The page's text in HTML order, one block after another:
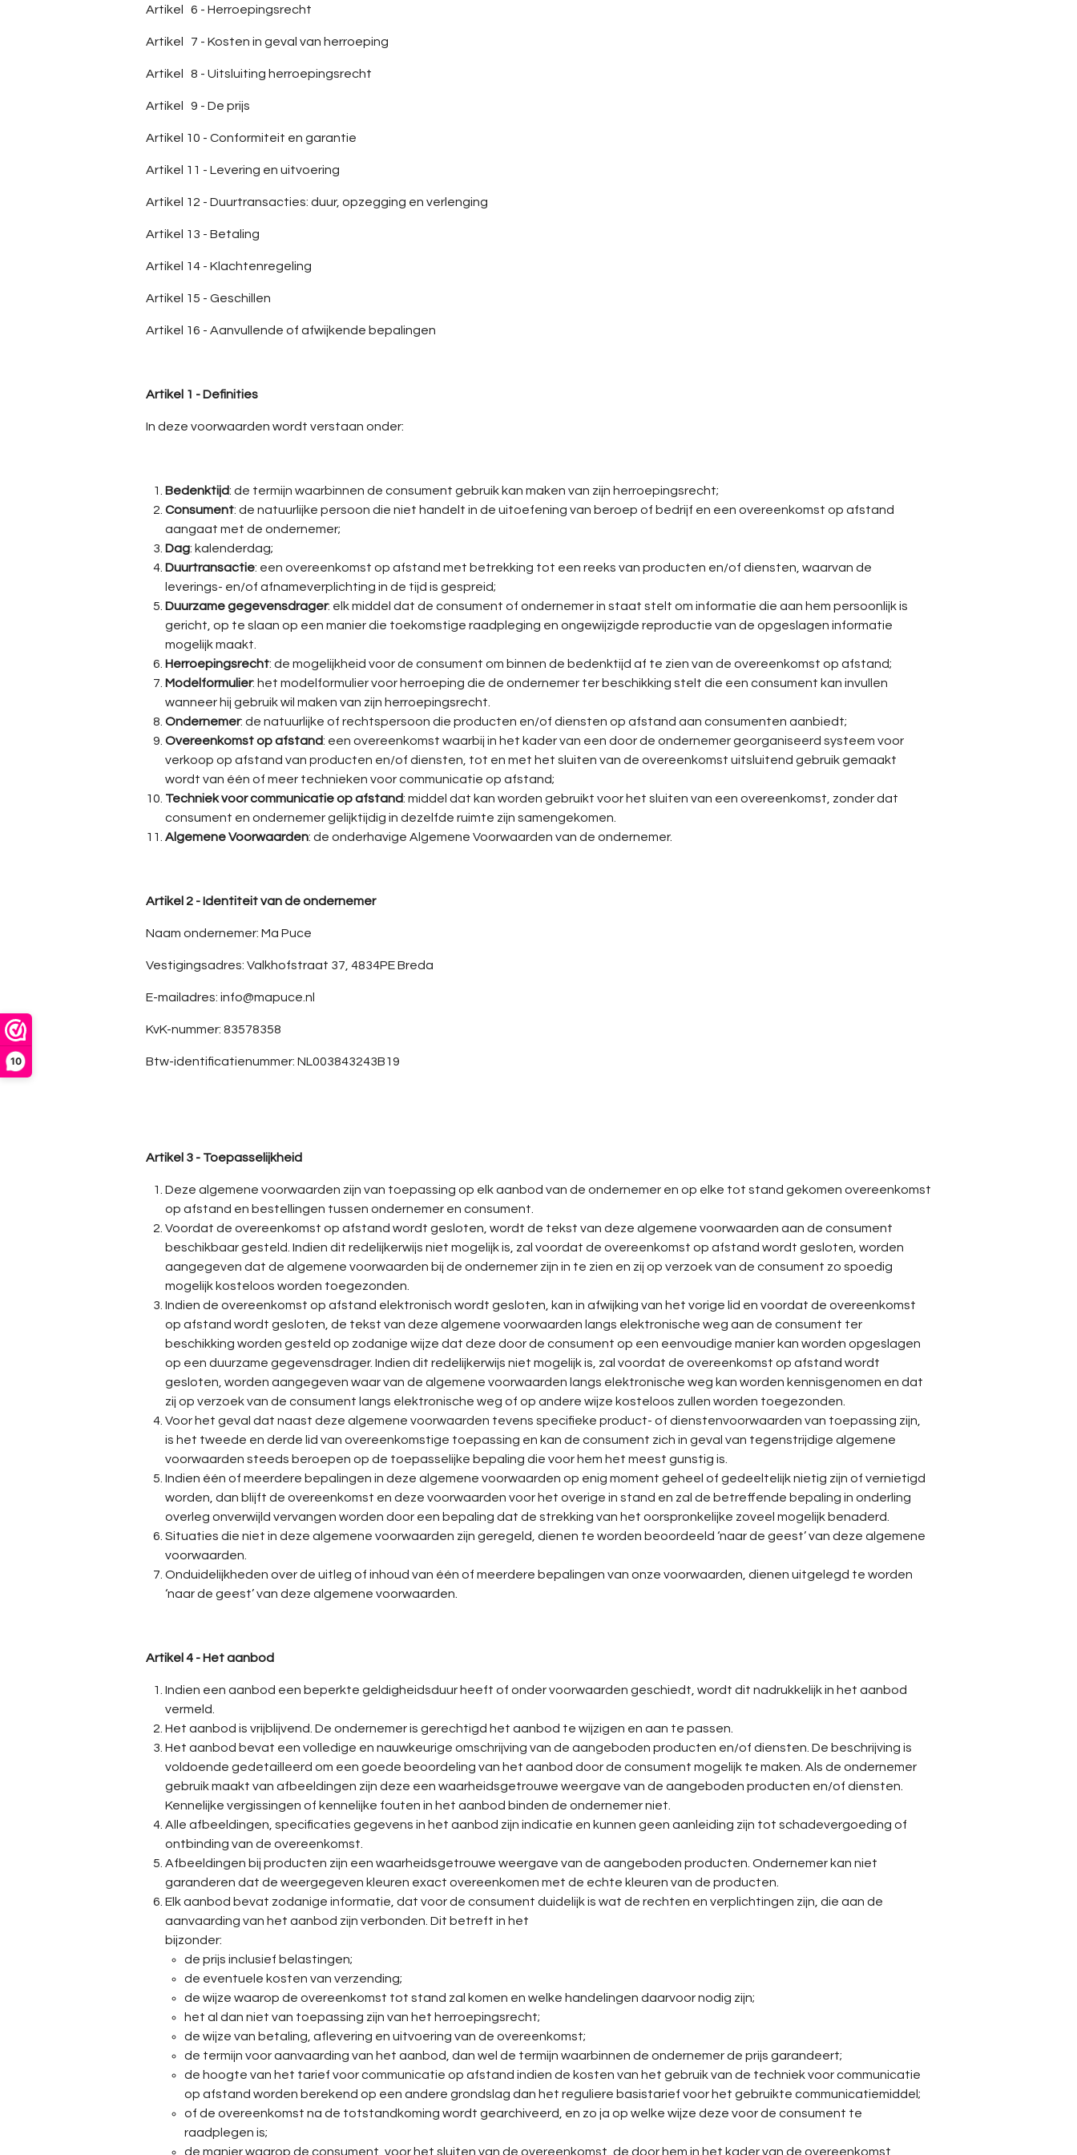
10
Artikel 6 - Herroepingsrecht
Artikel 7 - Kosten in geval van herroeping
Artikel 8 - Uitsluiting herroepingsrecht
Artikel 9 - De prijs
Artikel 10 - Conformiteit en garantie
Artikel 11 - Levering en uitvoering
Artikel 12 - Duurtransacties: duur, opzegging en verlenging
Artikel 13 - Betaling
Artikel 14 - Klachtenregeling
Artikel 15 - Geschillen
Artikel 16 - Aanvullende of afwijkende bepalingen
Artikel 1 - Definities
In deze voorwaarden wordt verstaan onder:
Bedenktijd: de termijn waarbinnen de consument gebruik kan maken van zijn herroepingsrecht;
Consument: de natuurlijke persoon die niet handelt in de uitoefening van beroep of bedrijf en een overeenkomst op afstand
aangaat met de ondernemer;
Dag: kalenderdag;
Duurtransactie: een overeenkomst op afstand met betrekking tot een reeks van producten en/of diensten, waarvan de
leverings- en/of afnameverplichting in de tijd is gespreid;
Duurzame gegevensdrager: elk middel dat de consument of ondernemer in staat stelt om informatie die aan hem persoonlijk is
gericht, op te slaan op een manier die toekomstige raadpleging en ongewijzigde reproductie van de opgeslagen informatie
mogelijk maakt.
Herroepingsrecht: de mogelijkheid voor de consument om binnen de bedenktijd af te zien van de overeenkomst op afstand;
Modelformulier: het modelformulier voor herroeping die de ondernemer ter beschikking stelt die een consument kan invullen
wanneer hij gebruik wil maken van zijn herroepingsrecht.
Ondernemer: de natuurlijke of rechtspersoon die producten en/of diensten op afstand aan consumenten aanbiedt;
Overeenkomst op afstand: een overeenkomst waarbij in het kader van een door de ondernemer georganiseerd systeem voor
verkoop op afstand van producten en/of diensten, tot en met het sluiten van de overeenkomst uitsluitend gebruik gemaakt
wordt van één of meer technieken voor communicatie op afstand;
Techniek voor communicatie op afstand: middel dat kan worden gebruikt voor het sluiten van een overeenkomst, zonder dat
consument en ondernemer gelijktijdig in dezelfde ruimte zijn samengekomen.
Algemene Voorwaarden: de onderhavige Algemene Voorwaarden van de ondernemer.
Artikel 2 - Identiteit van de ondernemer
Naam ondernemer: Ma Puce
Vestigingsadres: Valkhofstraat 37, 4834PE Breda
E-mailadres: info@mapuce.nl
KvK-nummer: 83578358
Btw-identificatienummer: NL003843243B19
Artikel 3 - Toepasselijkheid
Deze algemene voorwaarden zijn van toepassing op elk aanbod van de ondernemer en op elke tot stand gekomen overeenkomst
op afstand en bestellingen tussen ondernemer en consument.
Voordat de overeenkomst op afstand wordt gesloten, wordt de tekst van deze algemene voorwaarden aan de consument
beschikbaar gesteld. Indien dit redelijkerwijs niet mogelijk is, zal voordat de overeenkomst op afstand wordt gesloten, worden
aangegeven dat de algemene voorwaarden bij de ondernemer zijn in te zien en zij op verzoek van de consument zo spoedig
mogelijk kosteloos worden toegezonden.
Indien de overeenkomst op afstand elektronisch wordt gesloten, kan in afwijking van het vorige lid en voordat de overeenkomst
op afstand wordt gesloten, de tekst van deze algemene voorwaarden langs elektronische weg aan de consument ter
beschikking worden gesteld op zodanige wijze dat deze door de consument op een eenvoudige manier kan worden opgeslagen
op een duurzame gegevensdrager. Indien dit redelijkerwijs niet mogelijk is, zal voordat de overeenkomst op afstand wordt
gesloten, worden aangegeven waar van de algemene voorwaarden langs elektronische weg kan worden kennisgenomen en dat
zij op verzoek van de consument langs elektronische weg of op andere wijze kosteloos zullen worden toegezonden.
Voor het geval dat naast deze algemene voorwaarden tevens specifieke product- of dienstenvoorwaarden van toepassing zijn,
is het tweede en derde lid van overeenkomstige toepassing en kan de consument zich in geval van tegenstrijdige algemene
voorwaarden steeds beroepen op de toepasselijke bepaling die voor hem het meest gunstig is.
Indien één of meerdere bepalingen in deze algemene voorwaarden op enig moment geheel of gedeeltelijk nietig zijn of vernietigd
worden, dan blijft de overeenkomst en deze voorwaarden voor het overige in stand en zal de betreffende bepaling in onderling
overleg onverwijld vervangen worden door een bepaling dat de strekking van het oorspronkelijke zoveel mogelijk benaderd.
Situaties die niet in deze algemene voorwaarden zijn geregeld, dienen te worden beoordeeld ‘naar de geest’ van deze algemene
voorwaarden.
Onduidelijkheden over de uitleg of inhoud van één of meerdere bepalingen van onze voorwaarden, dienen uitgelegd te worden
‘naar de geest’ van deze algemene voorwaarden.
Artikel 4 - Het aanbod
Indien een aanbod een beperkte geldigheidsduur heeft of onder voorwaarden geschiedt, wordt dit nadrukkelijk in het aanbod
vermeld.
Het aanbod is vrijblijvend. De ondernemer is gerechtigd het aanbod te wijzigen en aan te passen.
Het aanbod bevat een volledige en nauwkeurige omschrijving van de aangeboden producten en/of diensten. De beschrijving is
voldoende gedetailleerd om een goede beoordeling van het aanbod door de consument mogelijk te maken. Als de ondernemer
gebruik maakt van afbeeldingen zijn deze een waarheidsgetrouwe weergave van de aangeboden producten en/of diensten.
Kennelijke vergissingen of kennelijke fouten in het aanbod binden de ondernemer niet.
Alle afbeeldingen, specificaties gegevens in het aanbod zijn indicatie en kunnen geen aanleiding zijn tot schadevergoeding of
ontbinding van de overeenkomst.
Afbeeldingen bij producten zijn een waarheidsgetrouwe weergave van de aangeboden producten. Ondernemer kan niet
garanderen dat de weergegeven kleuren exact overeenkomen met de echte kleuren van de producten.
Elk aanbod bevat zodanige informatie, dat voor de consument duidelijk is wat de rechten en verplichtingen zijn, die aan de
aanvaarding van het aanbod zijn verbonden. Dit betreft in het
bijzonder:
de prijs inclusief belastingen;
de eventuele kosten van verzending;
de wijze waarop de overeenkomst tot stand zal komen en welke handelingen daarvoor nodig zijn;
het al dan niet van toepassing zijn van het herroepingsrecht;
de wijze van betaling, aflevering en uitvoering van de overeenkomst;
de termijn voor aanvaarding van het aanbod, dan wel de termijn waarbinnen de ondernemer de prijs garandeert;
de hoogte van het tarief voor communicatie op afstand indien de kosten van het gebruik van de techniek voor communicatie
op afstand worden berekend op een andere grondslag dan het reguliere basistarief voor het gebruikte communicatiemiddel;
of de overeenkomst na de totstandkoming wordt gearchiveerd, en zo ja op welke wijze deze voor de consument te
raadplegen is;
de manier waarop de consument, voor het sluiten van de overeenkomst, de door hem in het kader van de overeenkomst